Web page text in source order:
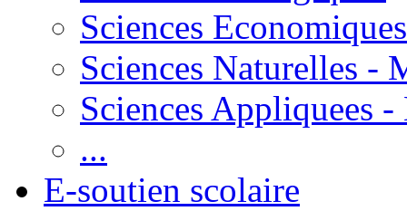
Sciences Economiques
Sciences Naturelles -
Sciences Appliquees
...
E-soutien scolaire